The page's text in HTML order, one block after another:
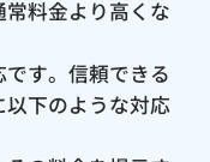
料金より高くな
す。信頼できる
下のような対応